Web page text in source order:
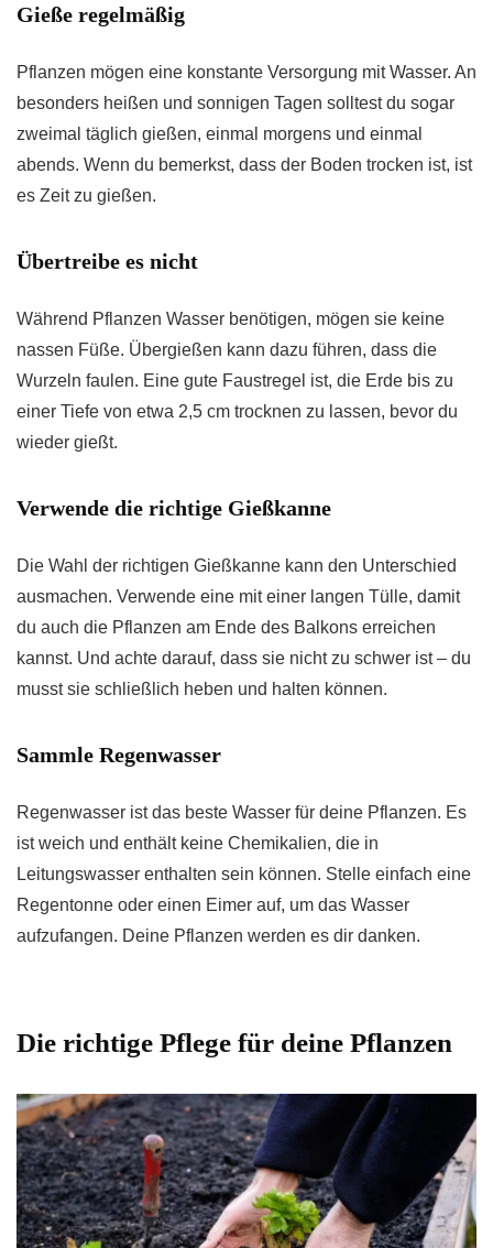
Gieße regelmäßig
Pflanzen mögen eine konstante Versorgung mit Wasser. An
besonders heißen und sonnigen Tagen solltest du sogar
zweimal täglich gießen, einmal morgens und einmal
abends. Wenn du bemerkst, dass der Boden trocken ist, ist
es Zeit zu gießen.
Übertreibe es nicht
Während Pflanzen Wasser benötigen, mögen sie keine
nassen Füße. Übergießen kann dazu führen, dass die
Wurzeln faulen. Eine gute Faustregel ist, die Erde bis zu
einer Tiefe von etwa 2,5 cm trocknen zu lassen, bevor du
wieder gießt.
Verwende die richtige Gießkanne
Die Wahl der richtigen Gießkanne kann den Unterschied
ausmachen. Verwende eine mit einer langen Tülle, damit
du auch die Pflanzen am Ende des Balkons erreichen
kannst. Und achte darauf, dass sie nicht zu schwer ist – du
musst sie schließlich heben und halten können.
Sammle Regenwasser
Regenwasser ist das beste Wasser für deine Pflanzen. Es
ist weich und enthält keine Chemikalien, die in
Leitungswasser enthalten sein können. Stelle einfach eine
Regentonne oder einen Eimer auf, um das Wasser
aufzufangen. Deine Pflanzen werden es dir danken.
Die richtige Pflege für deine Pflanzen